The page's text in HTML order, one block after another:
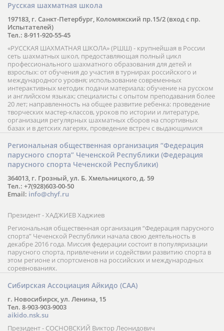
Русская шахматная школа
197183, г. Санкт-Петербург, Коломяжский пр.15/2 (вход с пр.
Испытателей)
Тел.: 8-911-920-55-45
«РУССКАЯ ШАХМАТНАЯ ШКОЛА» (РШШ) - крупнейшая в России
сеть шахматных школ, предоставляющая полный цикл
профессионального шахматного образования для детей и
взрослых: от обучения до участия в турнирах российского и
международного уровня; использование современных
интерактивных методик подачи материала; обучение на русском
и английском языках; специалисты с опытом преподавания более
20 лет; направленность на общее развитие ребенка: проведение
творческих мастер-классов, уроков по истории и литературе,
организация регулярных шахматных сборов на спортивных
базах и в детских лагерях, проведение встреч с выдающимися
шахматистами; корпоративное обучение; онлайн обучение в
форме вебинаров и индивидуальных занятий, круглые столы
российских и международных тренеров, организация фестивалей;
онлайн трансляция мероприятий и турниров.
Региональная общественная организация “Федерация
парусного спорта” Чеченской Республики (Федерация
парусного спорта Чеченской Республики)
364013, г. Грозный, ул. Б. Хмельницкого, д. 59
Тел.: +7(928)603-00-50
Email: info@chyf.ru
Президент - ХАДЖИЕВ Хаджиев
Региональная общественная организация “Федерация парусного
спорта” Чеченской Республики начала свою деятельность в
декабре 2016 года. Миссия федерации состоит в популяризации
парусного спорта, привлечении и содействии развитию спорта в
этом регионе и спортсменов на российских и международных
соревнованиях.
Сибирская Ассоциация Айкидо (САА)
г. Новосибирск, ул. Ленина, 15
Тел. 8-903-903-9003
aikido.nsk.su
Президент - СОСНОВСКИЙ Виктор Леонидович